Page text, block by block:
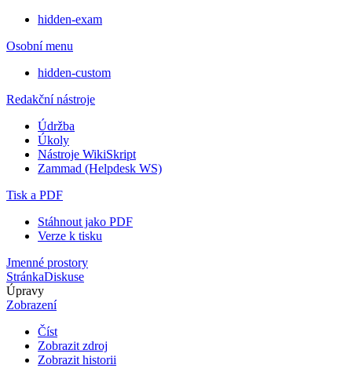
hidden-exam
Osobní menu
hidden-custom
Redakční nástroje
Údržba
Úkoly
Nástroje WikiSkript
Zammad (Helpdesk WS)
Tisk a PDF
Stáhnout jako PDF
Verze k tisku
Jmenné prostory
StránkaDiskuse
Úpravy
Zobrazení
Číst
Zobrazit zdroj
Zobrazit historii